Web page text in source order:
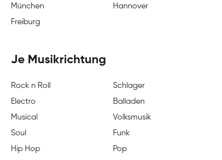
München
Hannover
Freiburg
Je Musikrichtung
Rock n Roll
Schlager
Electro
Balladen
Musical
Volksmusik
Soul
Funk
Hip Hop
Pop